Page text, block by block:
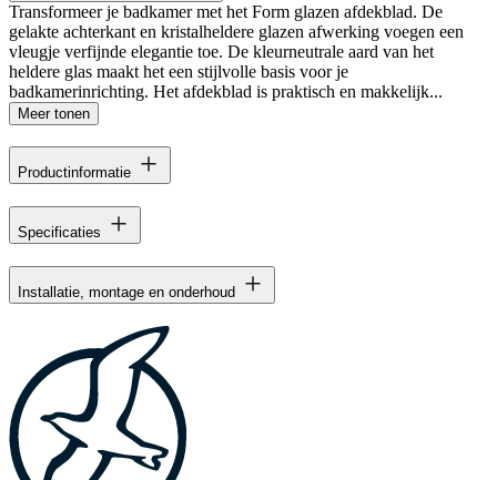
Transformeer je badkamer met het Form glazen afdekblad. De
gelakte achterkant en kristalheldere glazen afwerking voegen een
vleugje verfijnde elegantie toe. De kleurneutrale aard van het
heldere glas maakt het een stijlvolle basis voor je
badkamerinrichting. Het afdekblad is praktisch en makkelijk...
Meer tonen
Productinformatie
Specificaties
Installatie, montage en onderhoud